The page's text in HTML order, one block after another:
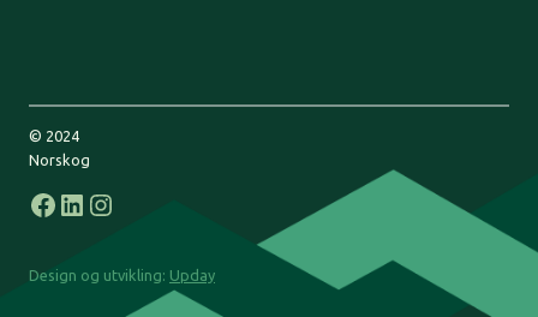
© 2024
Norskog
Facebook
LinkedIn
Instagram
Design og utvikling: Upday